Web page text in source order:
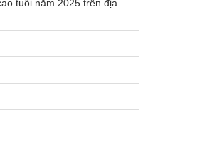
tuổi năm 2025 trên địa